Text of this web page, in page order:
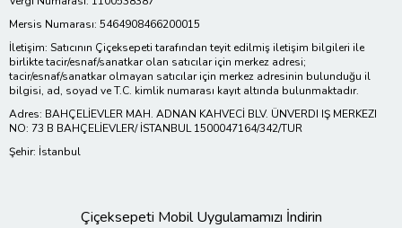
Mersis Numarası: 5464908466200015
İletişim: Satıcının Çiçeksepeti tarafından teyit edilmiş iletişim bilgileri ile
birlikte tacir/esnaf/sanatkar olan satıcılar için merkez adresi;
tacir/esnaf/sanatkar olmayan satıcılar için merkez adresinin bulunduğu il
bilgisi, ad, soyad ve T.C. kimlik numarası kayıt altında bulunmaktadır.
Adres: BAHÇELİEVLER MAH. ADNAN KAHVECİ BLV. ÜNVERDI IŞ MERKEZI
NO: 73 B BAHÇELİEVLER/ İSTANBUL 1500047164/342/TUR
Şehir: İstanbul
Çiçeksepeti Mobil Uygulamamızı İndirin